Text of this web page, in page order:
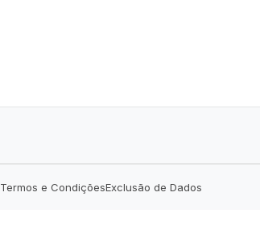
Termos e CondiçõesExclusão de Dados